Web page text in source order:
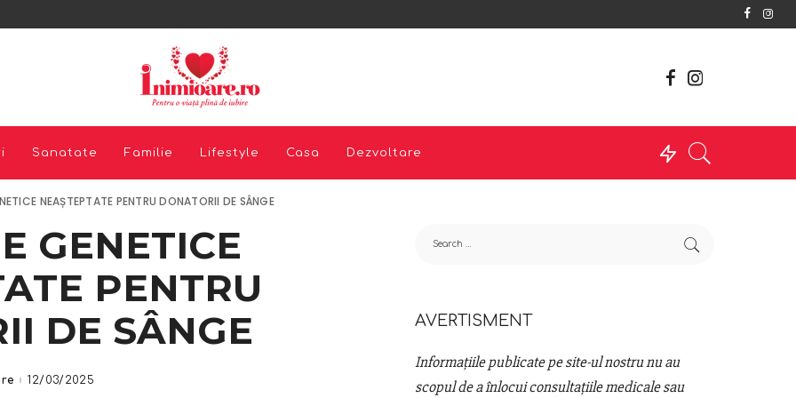
Sanatate Familie Lifestyle Casa Dezvoltare
NEAȘTEPTATE PENTRU DONATORII DE SÂNGE
GENETICE
PENTRU
DE SÂNGE
12/03/2025
AVERTISMENT
Informațiile publicate pe site-ul nostru nu au
scopul de a înlocui consultațiile medicale sau